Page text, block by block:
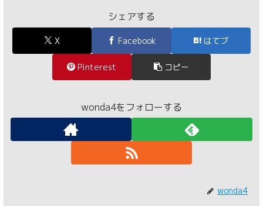
シェアする
X Facebook はてブ
Pinterest コピー
wonda4をフォローする
wonda4